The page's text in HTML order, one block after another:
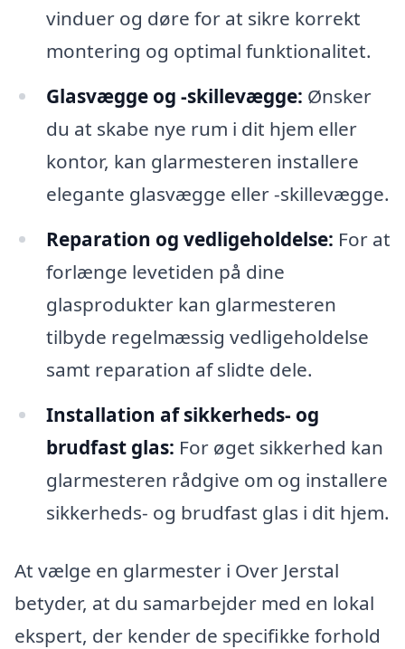
vinduer og døre for at sikre korrekt
montering og optimal funktionalitet.
Glasvægge og -skillevægge: Ønsker
du at skabe nye rum i dit hjem eller
kontor, kan glarmesteren installere
elegante glasvægge eller -skillevægge.
Reparation og vedligeholdelse: For at
forlænge levetiden på dine
glasprodukter kan glarmesteren
tilbyde regelmæssig vedligeholdelse
samt reparation af slidte dele.
Installation af sikkerheds- og
brudfast glas: For øget sikkerhed kan
glarmesteren rådgive om og installere
sikkerheds- og brudfast glas i dit hjem.
At vælge en glarmester i Over Jerstal
betyder, at du samarbejder med en lokal
ekspert, der kender de specifikke forhold